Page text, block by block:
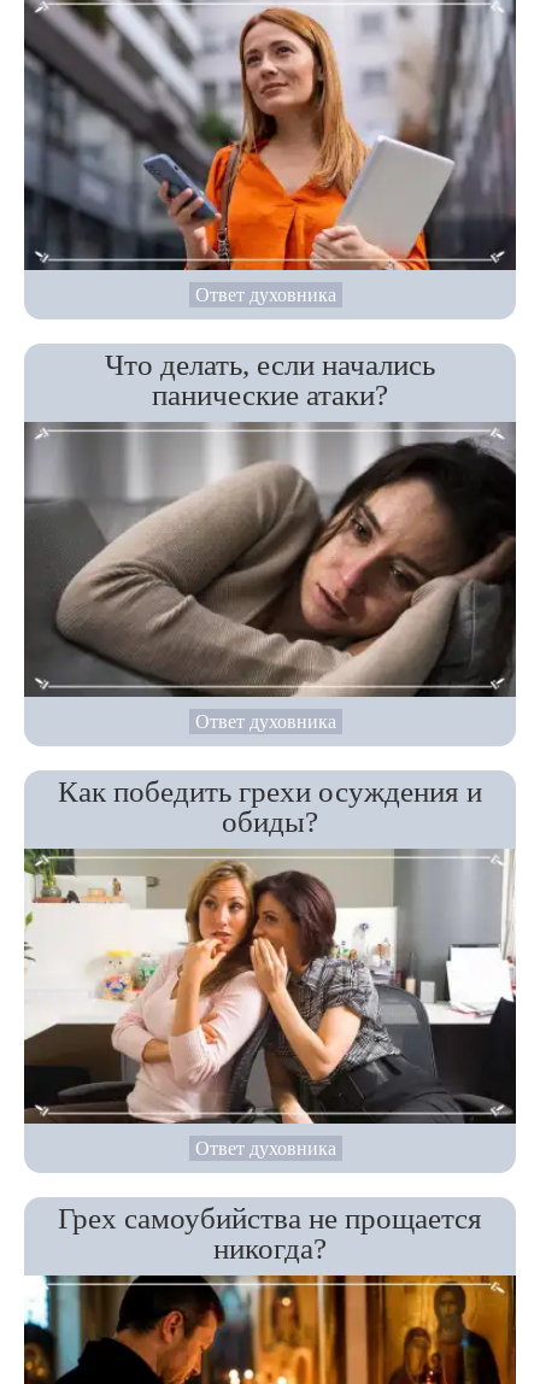
Ответ духовника
Что делать, если начались
панические атаки?
Ответ духовника
Как победить грехи осуждения и
обиды?
Ответ духовника
Грех самоубийства не прощается
никогда?